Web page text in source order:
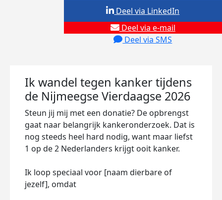
Deel via e-mail
Deel via SMS
Deel via LinkedIn
Ik wandel tegen kanker tijdens
de Nijmeegse Vierdaagse 2026
Steun jij mij met een donatie? De opbrengst
gaat naar belangrijk kankeronderzoek. Dat is
nog steeds heel hard nodig, want maar liefst
1 op de 2 Nederlanders krijgt ooit kanker.
Ik loop speciaal voor [naam dierbare of
jezelf], omdat